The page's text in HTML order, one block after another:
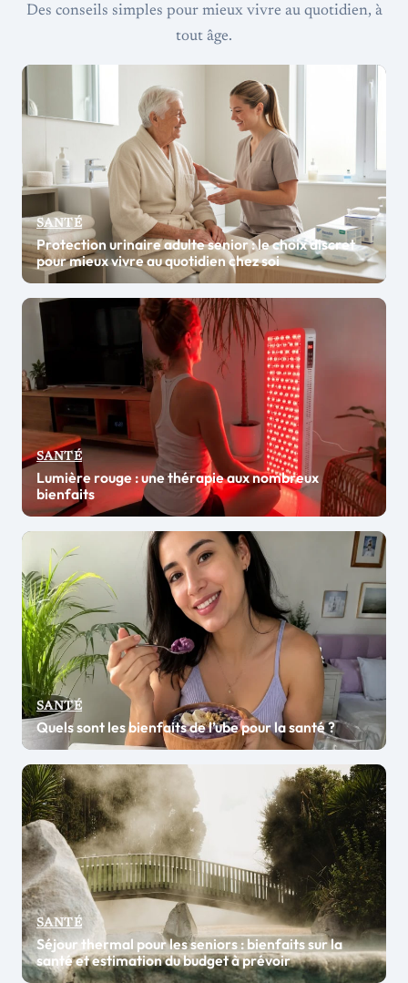
Des conseils simples pour mieux vivre au quotidien, à
tout âge.
SANTÉ
Protection urinaire adulte senior : le choix discret
pour mieux vivre au quotidien chez soi
SANTÉ
Lumière rouge : une thérapie aux nombreux
bienfaits
SANTÉ
Quels sont les bienfaits de l’ube pour la santé ?
SANTÉ
Séjour thermal pour les seniors : bienfaits sur la
santé et estimation du budget à prévoir